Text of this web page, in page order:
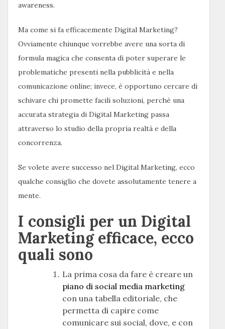
awareness.
Ma come si fa efficacemente Digital Marketing?
Ovviamente chiunque vorrebbe avere una sorta di
formula magica che consenta di poter superare le
problematiche presenti nella pubblicità e nella
comunicazione online; invece, è opportuno cercare di
schivare chi promette facili soluzioni, perché una
accurata strategia di Digital Marketing passa
attraverso lo studio della propria realtà e della
concorrenza.
Se volete avere successo nel Digital Marketing, ecco
qualche consiglio che dovete assolutamente tenere a
mente.
I consigli per un Digital
Marketing efficace, ecco
quali sono
La prima cosa da fare è creare un
piano di social media marketing
con una tabella editoriale, che
permetta di capire come
comunicare sui social, dove, e con